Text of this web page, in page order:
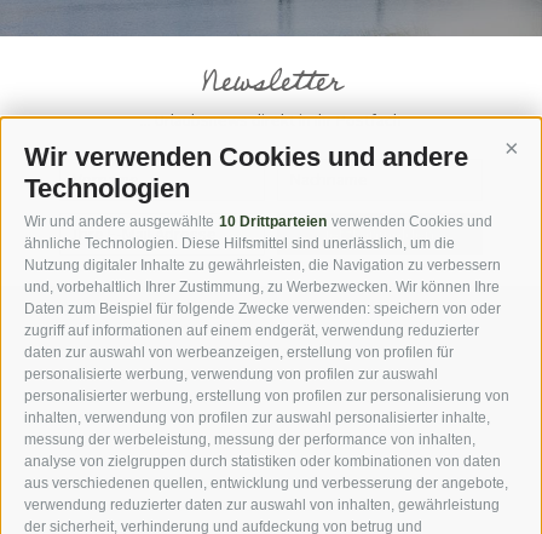
Wir verwenden Cookies und andere
Technologien
Wir und andere ausgewählte 10 Drittparteien verwenden Cookies und
ähnliche Technologien. Diese Hilfsmittel sind unerlässlich, um die
Nutzung digitaler Inhalte zu gewährleisten, die Navigation zu verbessern
und, vorbehaltlich Ihrer Zustimmung, zu Werbezwecken. Wir können Ihre
Daten zum Beispiel für folgende Zwecke verwenden: speichern von oder
zugriff auf informationen auf einem endgerät, verwendung reduzierter
daten zur auswahl von werbeanzeigen, erstellung von profilen für
personalisierte werbung, verwendung von profilen zur auswahl
personalisierter werbung, erstellung von profilen zur personalisierung von
inhalten, verwendung von profilen zur auswahl personalisierter inhalte,
messung der werbeleistung, messung der performance von inhalten,
analyse von zielgruppen durch statistiken oder kombinationen von daten
aus verschiedenen quellen, entwicklung und verbesserung der angebote,
verwendung reduzierter daten zur auswahl von inhalten, gewährleistung
der sicherheit, verhinderung und aufdeckung von betrug und
Newsletter
... Urlaubsnews direkt in Ihr Postfach
jetzt anmelden
DOWNLOADS FOTOGALERIE
VIDEOBLOG ROUTENPLANER
WEBCAMS WETTER